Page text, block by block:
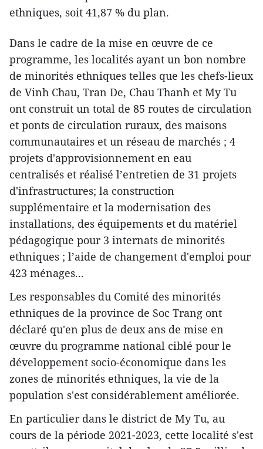
ethniques, soit 41,87 % du plan.
Dans le cadre de la mise en œuvre de ce
programme, les localités ayant un bon nombre
de minorités ethniques telles que les chefs-lieux
de Vinh Chau, Tran De, Chau Thanh et My Tu
ont construit un total de 85 routes de circulation
et ponts de circulation ruraux, des maisons
communautaires et un réseau de marchés ; 4
projets d'approvisionnement en eau
centralisés et réalisé l’entretien de 31 projets
d'infrastructures; la construction
supplémentaire et la modernisation des
installations, des équipements et du matériel
pédagogique pour 3 internats de minorités
ethniques ; l’aide de changement d'emploi pour
423 ménages...
Les responsables du Comité des minorités
ethniques de la province de Soc Trang ont
déclaré qu'en plus de deux ans de mise en
œuvre du programme national ciblé pour le
développement socio-économique dans les
zones de minorités ethniques, la vie de la
population s'est considérablement améliorée.
En particulier dans le district de My Tu, au
cours de la période 2021-2023, cette localité s'est